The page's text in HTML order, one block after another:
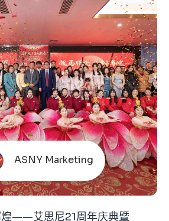
ASNY Marketing
煌——艾思尼21周年庆典暨